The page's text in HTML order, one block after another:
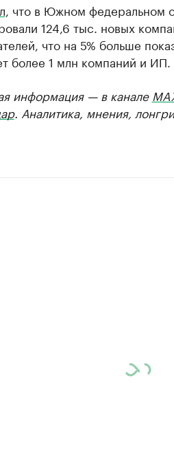
, что в Южном федеральном
124,6 тыс. новых
что на 5% больше
более 1 млн компаний и ИП.
информация — в канале
. Аналитика, мнения,